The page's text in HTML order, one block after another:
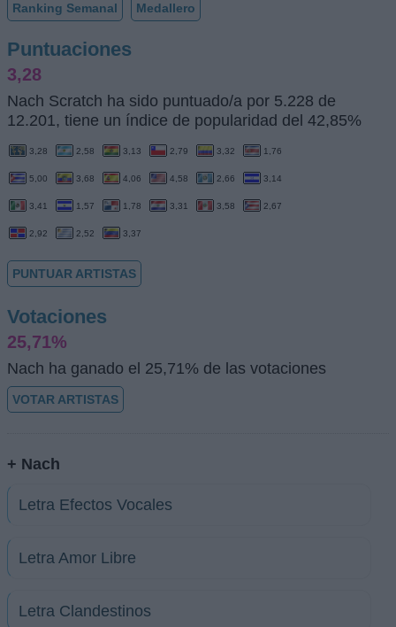
Ranking Semanal Medallero
Puntuaciones
3,28
Nach Scratch ha sido puntuado/a por 5.228 de
12.201, tiene un índice de popularidad del 42,85%
3,28 2,58 3,13 2,79 3,32 1,76
5,00 3,68 4,06 4,58 2,66 3,14
3,41 1,57 1,78 3,31 3,58 2,67
2,92 2,52 3,37
PUNTUAR ARTISTAS
Votaciones
25,71%
Nach ha ganado el 25,71% de las votaciones
VOTAR ARTISTAS
+ Nach
Letra Efectos Vocales
Letra Amor Libre
Letra Clandestinos